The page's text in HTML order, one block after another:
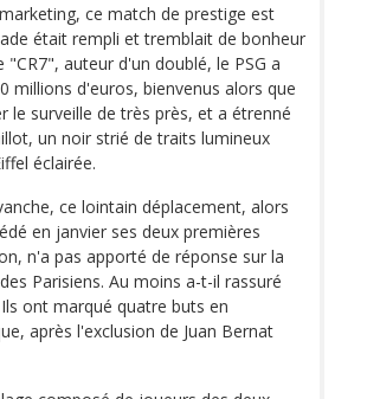
ce match de prestige est
était rempli et tremblait de bonheur
"CR7", auteur d'un doublé, le PSG a
millions d'euros, bienvenus alors que
le surveille de très près, et a étrenné
un noir strié de traits lumineux
éclairée.
ce lointain déplacement, alors
en janvier ses deux premières
n'a pas apporté de réponse sur la
Parisiens. Au moins a-t-il rassuré
ont marqué quatre buts en
après l'exclusion de Juan Bernat